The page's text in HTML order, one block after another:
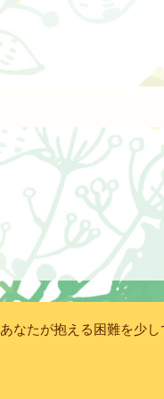
あなたが抱える困難を少